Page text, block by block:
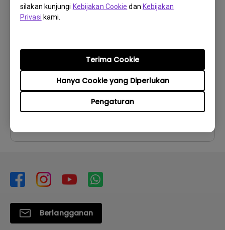
silakan kunjungi Kebijakan Cookie dan Kebijakan
Privasi kami.
Pengaturan
Hanya Cookie yang Diperlukan
Terima Cookie
Petunjuk Penggunaan
Perbarui:2006/10/27
Versi:
Pratinjau
Berlangganan